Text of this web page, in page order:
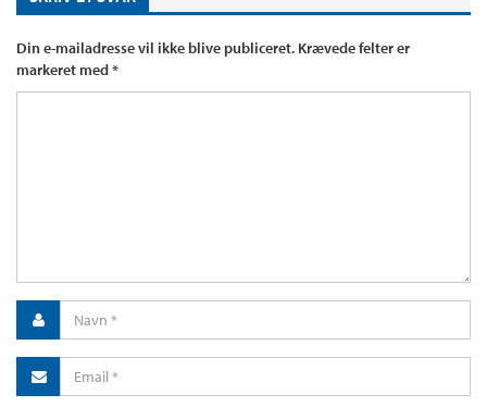
Din e-mailadresse vil ikke blive publiceret. Krævede felter er
markeret med*